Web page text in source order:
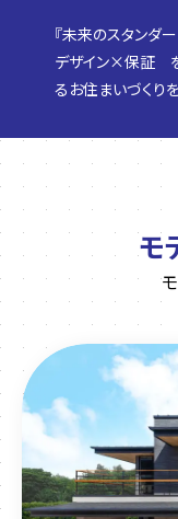
『未来のスタンダ
デザイン×保証 を
るお住まいづくり
モ